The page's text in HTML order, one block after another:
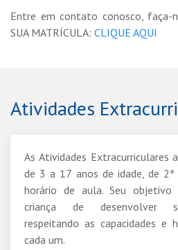
Entre em contato conosco, faça-
SUA MATRÍCULA: CLIQUE AQUI
Atividades
As Atividades Extracurriculares
de 3 a 17 anos de idade, de
horário de aula. Seu
criança de desenvolver
respeitando as capacidades e
cada um.